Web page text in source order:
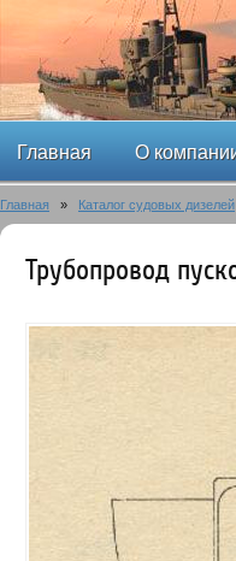
Главная О
Главная » Каталог судовых дизелей
Трубопровод